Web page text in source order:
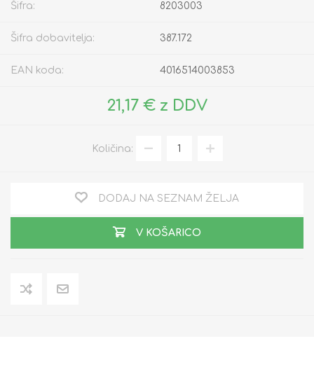
Šifra: 8203003
Šifra dobavitelja: 387.172
EAN koda: 4016514003853
21,17 € z DDV
Količina:
DODAJ NA SEZNAM ŽELJA
V KOŠARICO